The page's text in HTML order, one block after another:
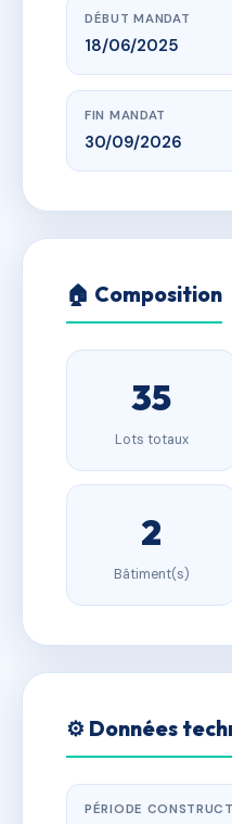
DÉBUT MANDAT
18/06/2025
FIN MANDAT
30/09/2026
🏠 Composition
35
Lots totaux
2
Bâtiment(s)
⚙️ Données
PÉRIODE